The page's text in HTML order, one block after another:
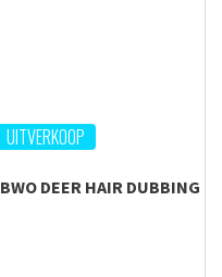
UITVERKOOP
BWO DEER HAIR DUBBING